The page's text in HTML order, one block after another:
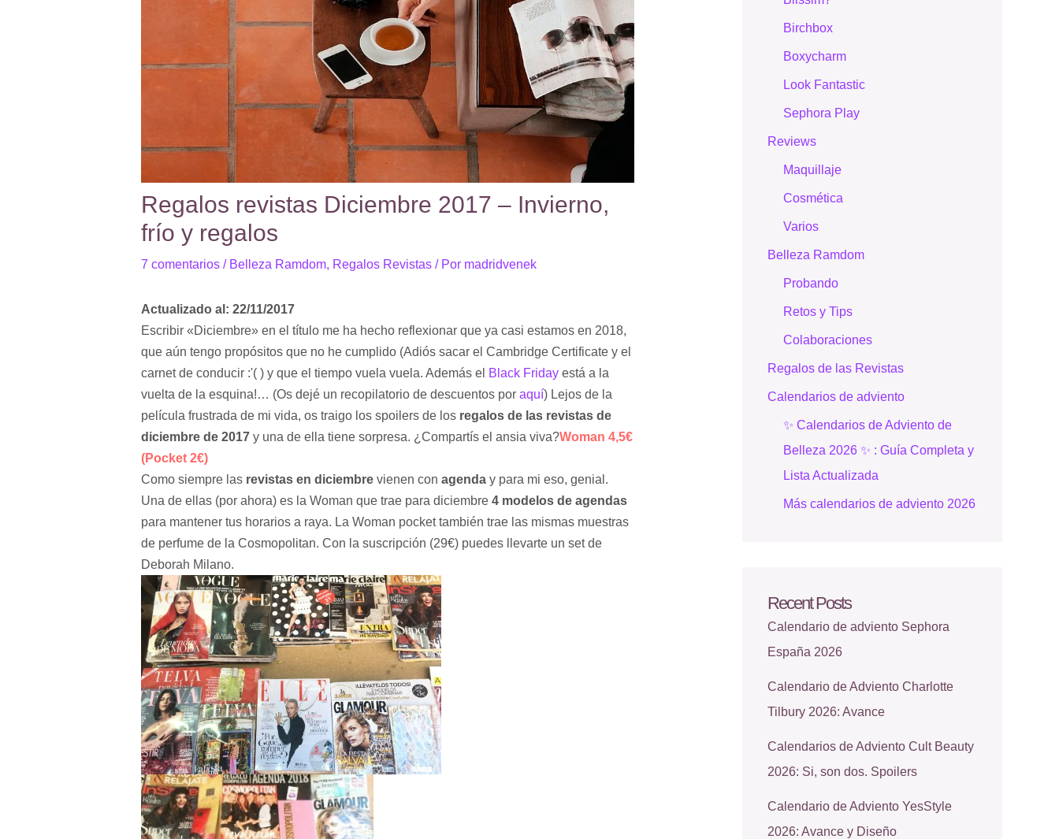
Regalos revistas Diciembre 2017 – Invierno,
frío y regalos
7 comentarios / Belleza Ramdom, Regalos Revistas/ Por madridvenek
Actualizado al: 22/11/2017
Escribir «Diciembre» en el título me ha hecho reflexionar que ya casi estamos en 2018,
que aún tengo propósitos que no he cumplido (Adiós sacar el Cambridge Certificate y el
carnet de conducir :'( ) y que el tiempo vuela vuela. Además el Black Fridayestá a la
vuelta de la esquina!… (Os dejé un recopilatorio de descuentos por aquí) Lejos de la
película frustrada de mi vida, os traigo los spoilers de los regalos de las revistas de
diciembre de 2017y una de ella tiene sorpresa. ¿Compartís el ansia viva?Woman 4,5€
(Pocket 2€)
Como siempre las revistas en diciembrevienen con agenday para mi eso, genial.
Una de ellas (por ahora) es la Woman que trae para diciembre 4 modelos de agendas
para mantener tus horarios a raya. La Woman pocket también trae las mismas muestras
de perfume de la Cosmopolitan. Con la suscripción (29€) puedes llevarte un set de
Deborah Milano.
Birchbox
Boxycharm
Look Fantastic
Sephora Play
Reviews
Maquillaje
Cosmética
Varios
Belleza Ramdom
Probando
Retos y Tips
Colaboraciones
Regalos de las Revistas
Calendarios de adviento
✨ Calendarios de Adviento de
Belleza 2026 ✨ : Guía Completa y
Lista Actualizada
Más calendarios de adviento 2026
Recent Posts
Calendario de adviento Sephora
España 2026
Calendario de Adviento Charlotte
Tilbury 2026: Avance
Calendarios de Adviento Cult Beauty
2026: Si, son dos. Spoilers
Calendario de Adviento YesStyle
2026: Avance y Diseño